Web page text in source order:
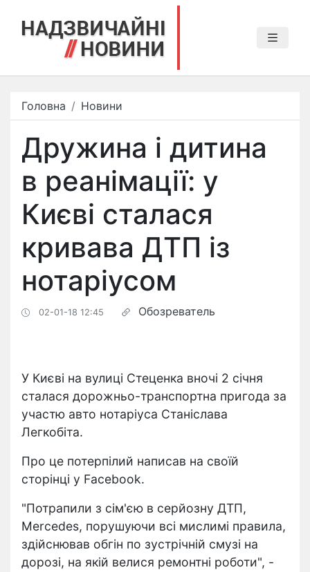
Головна Новини
Дружина і дитина
в реанімації: у
Києві сталася
кривава ДТП із
нотаріусом
02-01-18 12:45 Обозреватель
У Києві на вулиці Стеценка вночі 2 січня
сталася дорожньо-транспортна пригода за
участю авто нотаріуса Станіслава
Легкобіта.
Про це потерпілий написав на своїй
сторінці у Facebook.
"Потрапили з сім'єю в серйозну ДТП,
Mercedes, порушуючи всі мислимі правила,
здійснював обгін по зустрічній смузі на
дорозі, на якій велися ремонтні роботи", -